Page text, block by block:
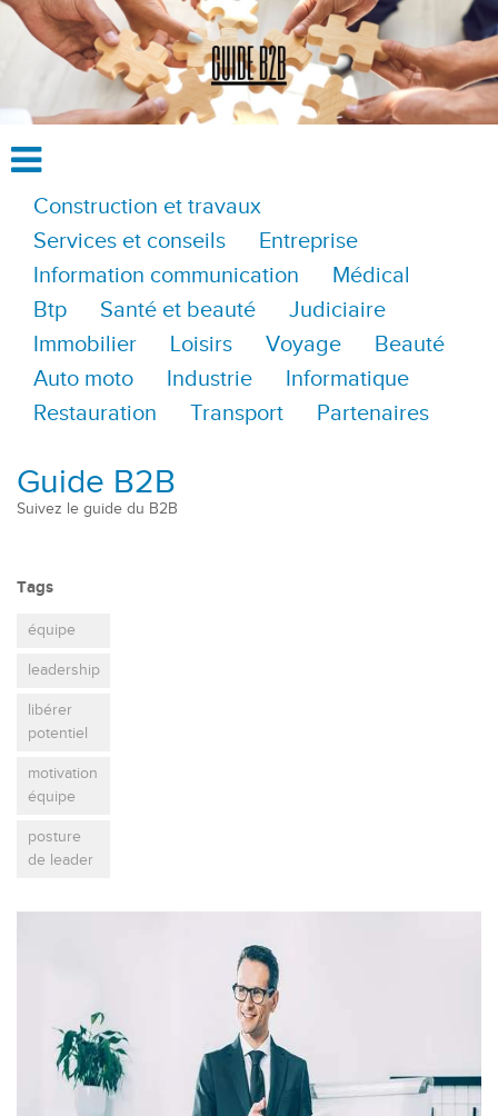
Construction et travaux
Services et conseils
Entreprise
Information communication
Médical
Btp
Santé et beauté
Judiciaire
Immobilier
Loisirs Voyage
Beauté
Auto moto
Industrie
Informatique
Restauration
Transport Partenaires
Guide B2B
Suivez le guide du B2B
Tags
équipe
leadership
libérer
potentiel
motivation
équipe
posture
de leader